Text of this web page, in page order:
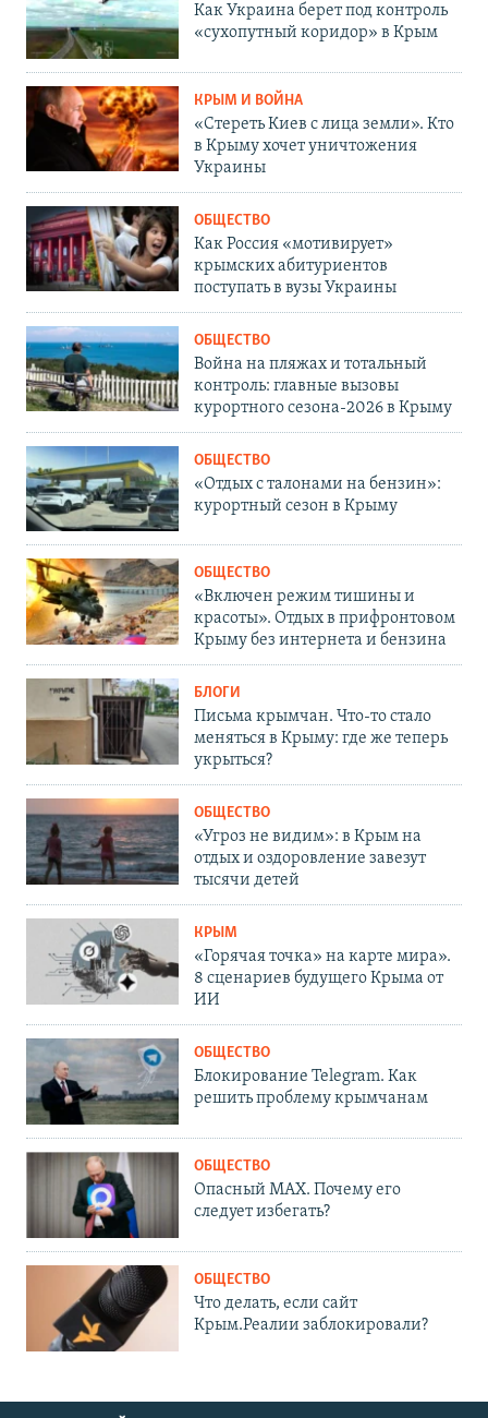
Как Украина берет под контроль
«сухопутный коридор» в Крым
КРЫМ И ВОЙНА
«Стереть Киев с лица земли». Кто
в Крыму хочет уничтожения
Украины
ОБЩЕСТВО
Как Россия «мотивирует»
крымских абитуриентов
поступать в вузы Украины
ОБЩЕСТВО
Война на пляжах и тотальный
контроль: главные вызовы
курортного сезона-2026 в Крыму
ОБЩЕСТВО
«Отдых с талонами на бензин»:
курортный сезон в Крыму
ОБЩЕСТВО
«Включен режим тишины и
красоты». Отдых в прифронтовом
Крыму без интернета и бензина
БЛОГИ
Письма крымчан. Что-то стало
меняться в Крыму: где же теперь
укрыться?
ОБЩЕСТВО
«Угроз не видим»: в Крым на
отдых и оздоровление завезут
тысячи детей
КРЫМ
«Горячая точка» на карте мира».
8 сценариев будущего Крыма от
ИИ
ОБЩЕСТВО
Блокирование Telegram. Как
решить проблему крымчанам
ОБЩЕСТВО
Опасный MAX. Почему его
следует избегать?
ОБЩЕСТВО
Что делать, если сайт
Крым.Реалии заблокировали?